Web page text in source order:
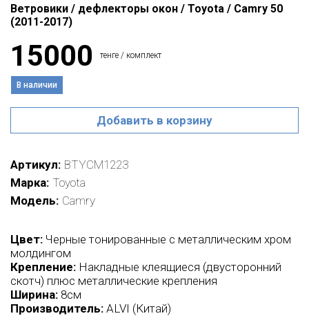
Ветровики / дефлекторы окон / Toyota / Camry 50
(2011-2017)
15000 тенге / комплект
В наличии
Добавить в корзину
Артикул BTYCM1223
Марка Toyota
Модель Camry
Цвет: Черные тонированные с металлическим хром
молдингом
Крепление: Накладные клеящиеся (двусторонний
скотч) плюс металлические крепления
Ширина: 8см
Производитель: ALVI (Китай)